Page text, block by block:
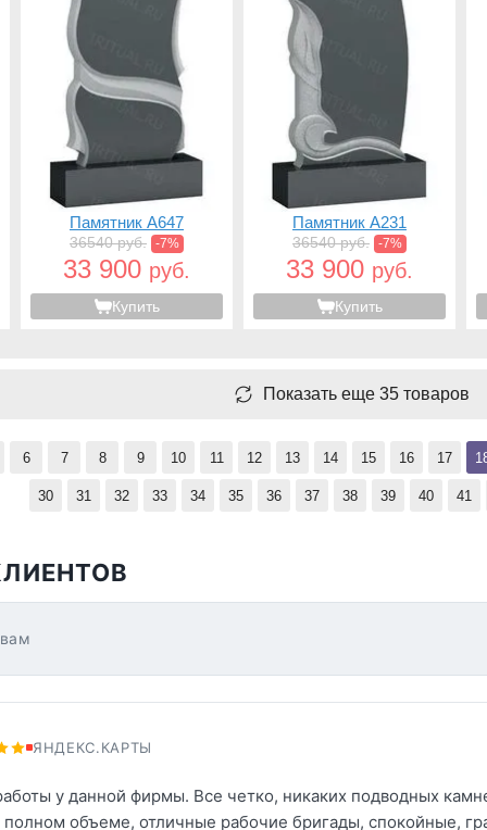
Памятник A647
36540 руб. -7%
33 900 руб.
Купить
Памятник A231
36540 руб. -7%
33 900 руб.
Купить
Показать еще 35 товаров
6 7 8 9 10 11 12 13 14 15 16 17
30 31 32 33 34 35 36 37 38 39 40 41
ЯНДЕКС.КАРТЫ
у данной фирмы. Все четко, никаких подводных
полном объеме, отличные рабочие бригады, спокойные,